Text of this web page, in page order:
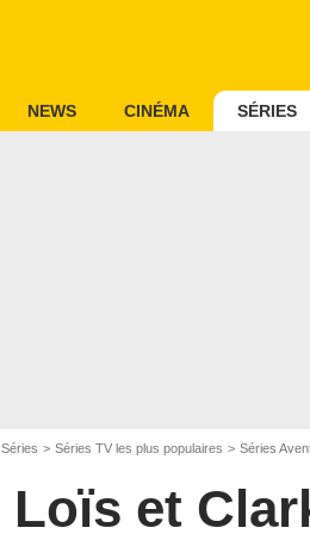
NEWS CINÉMA SÉRIES
Séries Séries TV les plus populaires Séries
Loïs et